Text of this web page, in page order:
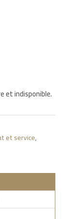
et indisponible.
et service,